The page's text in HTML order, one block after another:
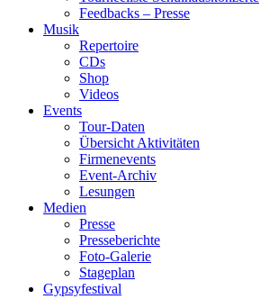
Feedbacks – Presse
Musik
Repertoire
CDs
Shop
Videos
Events
Tour-Daten
Übersicht Aktivitäten
Firmenevents
Event-Archiv
Lesungen
Medien
Presse
Presseberichte
Foto-Galerie
Stageplan
Gypsyfestival